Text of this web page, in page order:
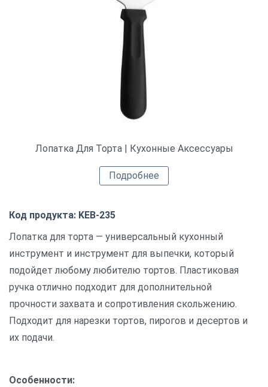
Лопатка Для Торта | Кухонные Аксессуары
Подробнее
Код продукта: KEB-235
Лопатка для торта — универсальный кухонный
инструмент и инструмент для выпечки, который
подойдет любому любителю тортов. Пластиковая
ручка отлично подходит для дополнительной
прочности захвата и сопротивления скольжению.
Подходит для нарезки тортов, пирогов и десертов и
их подачи.
Особенности: